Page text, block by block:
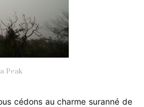
Peak
cédons au charme suranné de